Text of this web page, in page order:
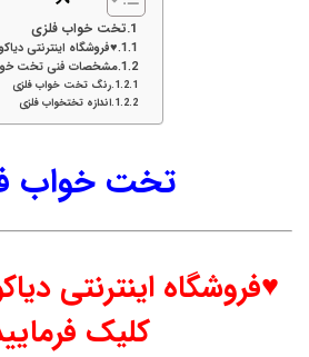
تخت خواب فلزی
♥فروشگاه اینترنتی
مشخصات فنی تخت
رنگ تخت خواب فلزی
اندازه تختخواب فلزی
تخت خواب
♥فروشگاه اینترنتی
کلیک